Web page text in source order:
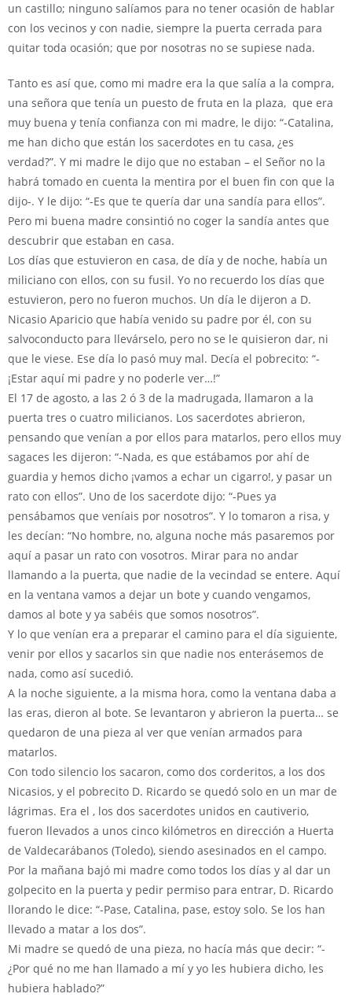
un castillo; ninguno salíamos para no tener ocasión de hablar
con los vecinos y con nadie, siempre la puerta cerrada para
quitar toda ocasión; que por nosotras no se supiese nada.
Tanto es así que, como mi madre era la que salía a la compra,
una señora que tenía un puesto de fruta en la plaza, que era
muy buena y tenía confianza con mi madre, le dijo: “-Catalina,
me han dicho que están los sacerdotes en tu casa, ¿es
verdad?”. Y mi madre le dijo que no estaban – el Señor no la
habrá tomado en cuenta la mentira por el buen fin con que la
dijo-. Y le dijo: “-Es que te quería dar una sandía para ellos”.
Pero mi buena madre consintió no coger la sandía antes que
descubrir que estaban en casa.
Los días que estuvieron en casa, de día y de noche, había un
miliciano con ellos, con su fusil. Yo no recuerdo los días que
estuvieron, pero no fueron muchos. Un día le dijeron a D.
Nicasio Aparicio que había venido su padre por él, con su
salvoconducto para llevárselo, pero no se le quisieron dar, ni
que le viese. Ese día lo pasó muy mal. Decía el pobrecito: “-
¡Estar aquí mi padre y no poderle ver…!”
El 17 de agosto, a las 2 ó 3 de la madrugada, llamaron a la
puerta tres o cuatro milicianos. Los sacerdotes abrieron,
pensando que venían a por ellos para matarlos, pero ellos muy
sagaces les dijeron: “-Nada, es que estábamos por ahí de
guardia y hemos dicho ¡vamos a echar un cigarro!, y pasar un
rato con ellos”. Uno de los sacerdote dijo: “-Pues ya
pensábamos que veníais por nosotros”. Y lo tomaron a risa, y
les decían: “No hombre, no, alguna noche más pasaremos por
aquí a pasar un rato con vosotros. Mirar para no andar
llamando a la puerta, que nadie de la vecindad se entere. Aquí
en la ventana vamos a dejar un bote y cuando vengamos,
damos al bote y ya sabéis que somos nosotros”.
Y lo que venían era a preparar el camino para el día siguiente,
venir por ellos y sacarlos sin que nadie nos enterásemos de
nada, como así sucedió.
A la noche siguiente, a la misma hora, como la ventana daba a
las eras, dieron al bote. Se levantaron y abrieron la puerta… se
quedaron de una pieza al ver que venían armados para
matarlos.
Con todo silencio los sacaron, como dos corderitos, a los dos
Nicasios, y el pobrecito D. Ricardo se quedó solo en un mar de
lágrimas. Era el , los dos sacerdotes unidos en cautiverio,
fueron llevados a unos cinco kilómetros en dirección a Huerta
de Valdecarábanos (Toledo), siendo asesinados en el campo.
Por la mañana bajó mi madre como todos los días y al dar un
golpecito en la puerta y pedir permiso para entrar, D. Ricardo
llorando le dice: “-Pase, Catalina, pase, estoy solo. Se los han
llevado a matar a los dos”.
Mi madre se quedó de una pieza, no hacía más que decir: “-
¿Por qué no me han llamado a mí y yo les hubiera dicho, les
hubiera hablado?”